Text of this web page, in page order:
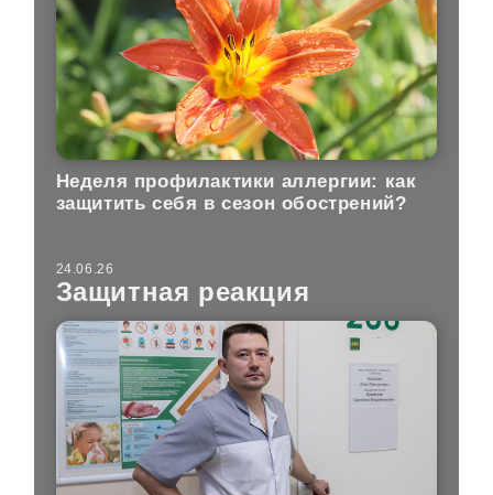
Неделя профилактики аллергии: как
защитить себя в сезон обострений?
24.06.26
Защитная реакция